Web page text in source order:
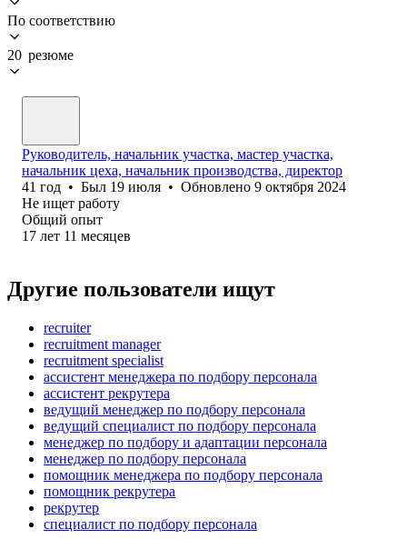
По соответствию
20 резюме
Руководитель, начальник участка, мастер участка,
начальник цеха, начальник производства, директор
41 год • Был 19 июля • Обновлено 9 октября 2024
Не ищет работу
Общий опыт
17 лет 11 месяцев
Другие пользователи ищут
recruiter
recruitment manager
recruitment specialist
ассистент менеджера по подбору персонала
ассистент рекрутера
ведущий менеджер по подбору персонала
ведущий специалист по подбору персонала
менеджер по подбору и адаптации персонала
менеджер по подбору персонала
помощник менеджера по подбору персонала
помощник рекрутера
рекрутер
специалист по подбору персонала